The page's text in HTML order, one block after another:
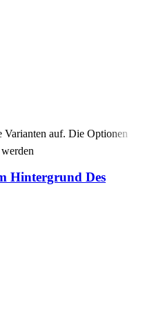
Varianten auf. Die Optionen
Hintergrund Des